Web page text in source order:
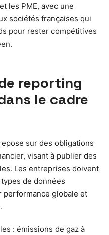
les PME, avec une
sociétés françaises qui
pour rester compétitives
reporting
le cadre
sur des obligations
visant à publier des
Les entreprises doivent
de données
globale et
: émissions de gaz à